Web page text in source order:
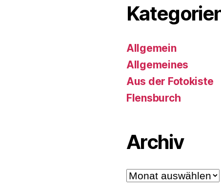
Allgemein
Allgemeines
Aus der Fotokiste
Flensburch
Archiv
Archiv